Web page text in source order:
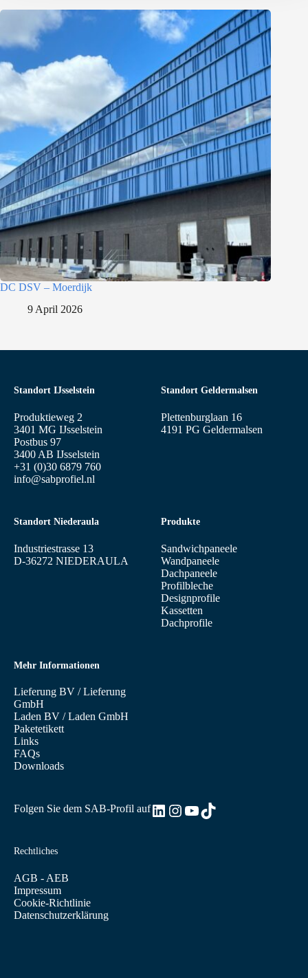
DC DSV – Moerdijk
9 April 2026
Standort IJsselstein
Produktieweg 2
3401 MG IJsselstein
Postbus 97
3400 AB IJsselstein
+31 (0)30 6879 760
info@sabprofiel.nl
Produkte
Sandwichpaneele
Wandpaneele
Dachpaneele
Profilbleche
Designprofile
Kassetten
Dachprofile
Mehr Informationen
Lieferung BV /Lieferung
GmbH
Laden BV /Laden GmbH
Paketetikett
Links
FAQs
Downloads
Standort Geldermalsen
Plettenburglaan 16
4191 PG Geldermalsen
Standort Niederaula
Industriestrasse 13
D-36272 NIEDERAULA
Rechtliches
AGB - AEB
Impressum
Cookie-Richtlinie
Datenschutzerklärung
Folgen Sie dem SAB-Profil aufLinkedIn
Instagram
YouTube
TikTok